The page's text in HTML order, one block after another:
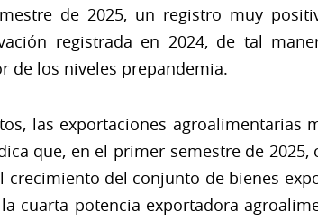
de 2025, un registro muy
registrada en 2024, de tal
de los niveles prepandemia.
las exportaciones agroalimentarias
que, en el primer semestre de 2025,
crecimiento del conjunto de bienes
cuarta potencia exportadora